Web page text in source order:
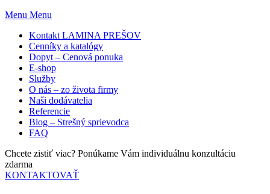
Menu Menu
Kontakt LAMINA PREŠOV
Cenníky a katalógy
Dopyt – Cenová ponuka
E-shop
Služby
O nás – zo života firmy
Naši dodávatelia
Referencie
Blog – Strešný sprievodca
FAQ
Chcete zistiť viac? Ponúkame Vám individuálnu konzultáciu
zdarma
KONTAKTOVAŤ